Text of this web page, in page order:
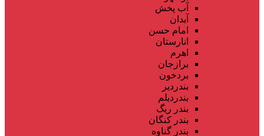
آب پخش
آبدان
امام حسن
انارستان
اهرم
برازجان
بردخون
بندردیر
بندردیلم
بندر ریگ
بندر کنگان
بندر گناوه